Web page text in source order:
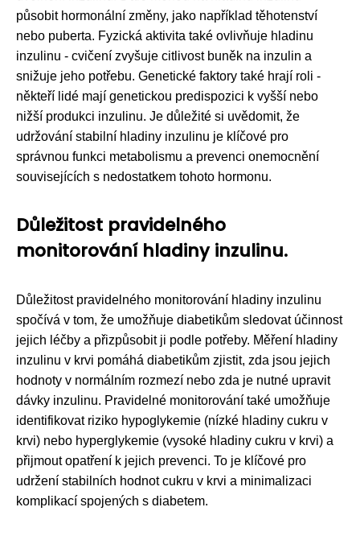
působit hormonální změny, jako například těhotenství
nebo puberta. Fyzická aktivita také ovlivňuje hladinu
inzulinu - cvičení zvyšuje citlivost buněk na inzulin a
snižuje jeho potřebu. Genetické faktory také hrají roli -
někteří lidé mají genetickou predispozici k vyšší nebo
nižší produkci inzulinu. Je důležité si uvědomit, že
udržování stabilní hladiny inzulinu je klíčové pro
správnou funkci metabolismu a prevenci onemocnění
souvisejících s nedostatkem tohoto hormonu.
Důležitost pravidelného
monitorování hladiny inzulinu.
Důležitost pravidelného monitorování hladiny inzulinu
spočívá v tom, že umožňuje diabetikům sledovat účinnost
jejich léčby a přizpůsobit ji podle potřeby. Měření hladiny
inzulinu v krvi pomáhá diabetikům zjistit, zda jsou jejich
hodnoty v normálním rozmezí nebo zda je nutné upravit
dávky inzulinu. Pravidelné monitorování také umožňuje
identifikovat riziko hypoglykemie (nízké hladiny cukru v
krvi) nebo hyperglykemie (vysoké hladiny cukru v krvi) a
přijmout opatření k jejich prevenci. To je klíčové pro
udržení stabilních hodnot cukru v krvi a minimalizaci
komplikací spojených s diabetem.